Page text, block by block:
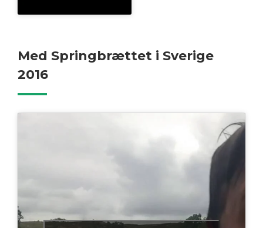
Med Springbrættet i Sverige
2016